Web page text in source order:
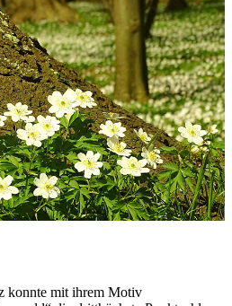
konnte mit ihrem Motiv